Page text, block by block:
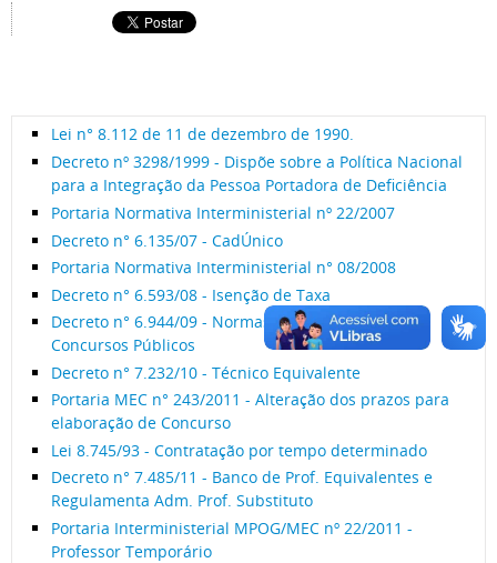
Lei n° 8.112 de 11 de dezembro de 1990.
Decreto nº 3298/1999 - Dispõe sobre a Política Nacional
para a Integração da Pessoa Portadora de Deficiência
Portaria Normativa Interministerial nº 22/2007
Decreto n° 6.135/07 - CadÚnico
Portaria Normativa Interministerial n° 08/2008
Decreto n° 6.593/08 - Isenção de Taxa
Decreto n° 6.944/09 - Normas gerais relativas a
Concursos Públicos
Decreto n° 7.232/10 - Técnico Equivalente
Portaria MEC n° 243/2011 - Alteração dos prazos para
elaboração de Concurso
Lei 8.745/93 - Contratação por tempo determinado
Decreto n° 7.485/11 - Banco de Prof. Equivalentes e
Regulamenta Adm. Prof. Substituto
Portaria Interministerial MPOG/MEC nº 22/2011 -
Professor Temporário